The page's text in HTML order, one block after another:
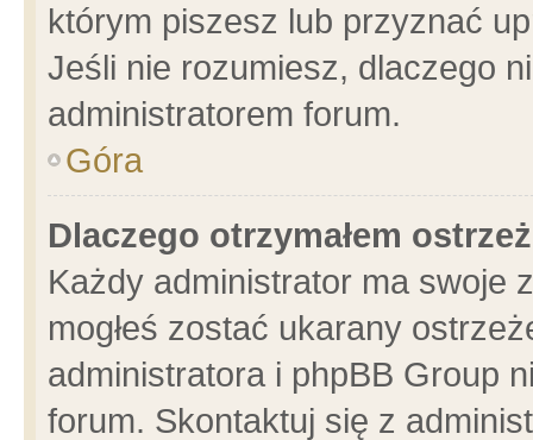
którym piszesz lub przyznać
Jeśli nie rozumiesz, dlaczego
administratorem forum.
Góra
Dlaczego otrzymałem
Każdy administrator ma swoje
mogłeś zostać ukarany
administratora i phpBB Group
forum. Skontaktuj się z